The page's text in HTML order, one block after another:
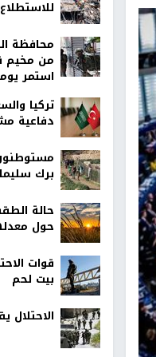
محافظة
من مخيم
استمر
تركيا
دفاعية
برك
حالة
حول
قوات
بيت لحم